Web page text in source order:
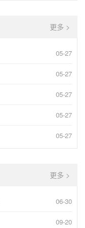
更多 >
05-27
05-27
05-27
05-27
05-27
更多 >
06-30
09-20